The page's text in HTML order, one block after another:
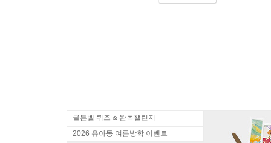
골든벨 퀴즈 & 완독챌린지
2026 유아동 여름방학 이벤트